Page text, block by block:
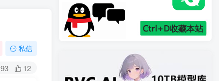
私信
93 12